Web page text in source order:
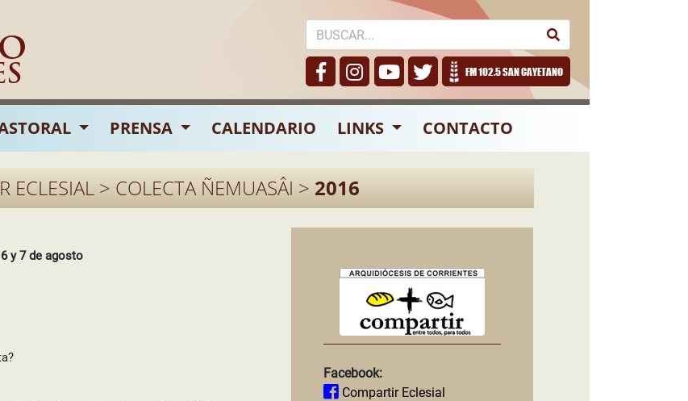
FM 102.5 SAN CAYETANO
PRENSA CALENDARIO LINKS CONTACTO
ECLESIAL > COLECTA ÑEMUASÂI > 2016
y 7 de agosto
Facebook:
Compartir Eclesial